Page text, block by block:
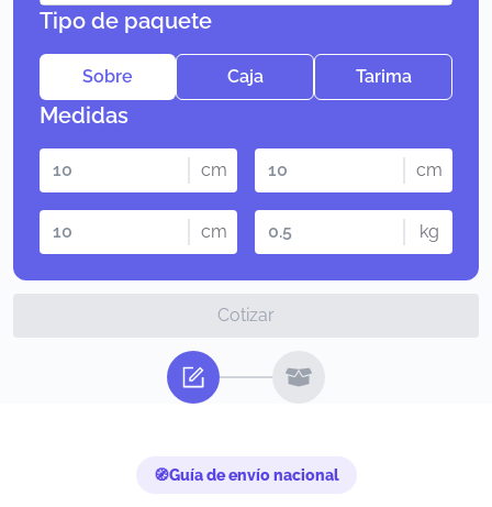
Tipo de paquete
Sobre Caja Tarima
Medidas
cm cm
cm kg
Cotizar
Guía de envío nacional